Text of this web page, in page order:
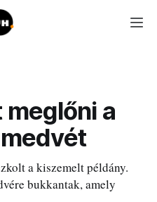
a
a kiszemelt példány.
bukkantak, amely